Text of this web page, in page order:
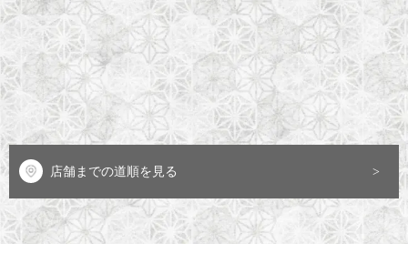
店舗までの道順を見る